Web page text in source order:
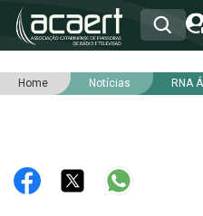
HOME
RNA
NOTÍCIAS
Home Notícias RNA